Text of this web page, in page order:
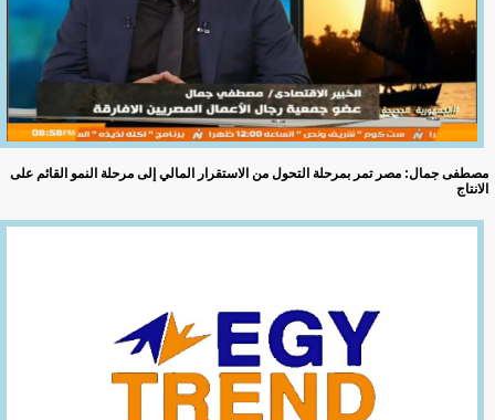
مصطفى جمال: مصر تمر بمرحلة التحول من الاستقرار المالي إلى مرحلة النمو القائم على
الانتاج